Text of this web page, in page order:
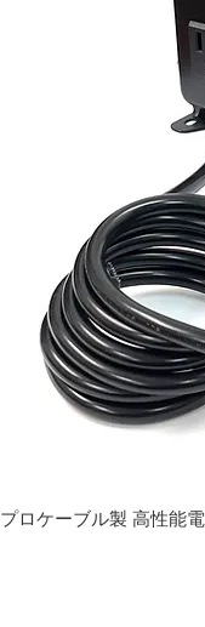
プロケーブル製 高性能